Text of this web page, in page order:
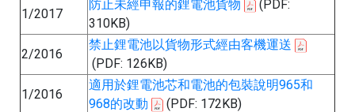
1/2017
防止未經申報的鋰電池貨物
(PDF:
310KB)
2/2016
禁止鋰電池以貨物形式經由客機運送
(PDF: 126KB)
1/2016
適用於鋰電池芯和電池的包裝說明965和
968的改動
(PDF: 172KB)